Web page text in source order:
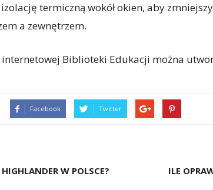
termiczną wokół okien, aby
a zewnętrzem.
Biblioteki Edukacji można
Facebook Twitter
W POLSCE? ILE